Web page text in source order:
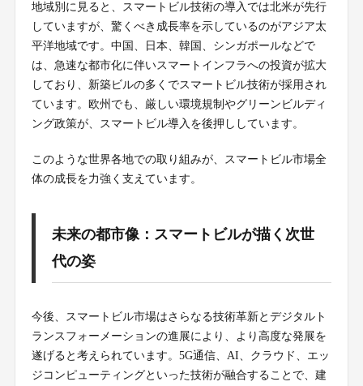
地域別に見ると、スマートビル技術の導入では北米が先行
していますが、驚くべき成長率を示しているのがアジア太
平洋地域です。中国、日本、韓国、シンガポールなどで
は、急速な都市化に伴いスマートインフラへの投資が拡大
しており、新築ビルの多くでスマートビル技術が採用され
ています。欧州でも、厳しい環境規制やグリーンビルディ
ング政策が、スマートビル導入を後押ししています。
このような世界各地での取り組みが、スマートビル市場全
体の成長を力強く支えています。
未来の都市像：スマートビルが描く次世
代の姿
今後、スマートビル市場はさらなる技術革新とデジタルト
ランスフォーメーションの進展により、より高度な発展を
遂げると考えられています。5G通信、AI、クラウド、エッ
ジコンピューティングといった技術が融合することで、建